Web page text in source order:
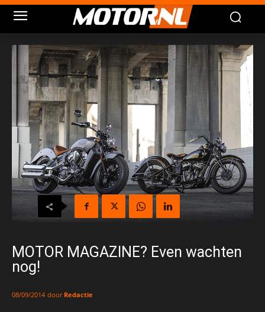
MOTOR MAGAZINE? Even wachten
nog!
08/09/2014 door Redactie